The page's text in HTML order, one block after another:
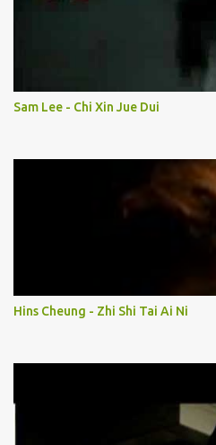
Sam Lee - Chi Xin Jue Dui
Hins Cheung - Zhi Shi Tai Ai Ni